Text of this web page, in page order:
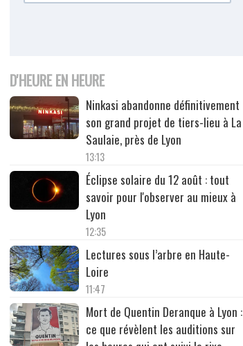
D'HEURE EN HEURE
Ninkasi abandonne définitivement
son grand projet de tiers-lieu à La
Saulaie, près de Lyon
13:13
Éclipse solaire du 12 août : tout
savoir pour l'observer au mieux à
Lyon
12:35
Lectures sous l’arbre en Haute-
Loire
11:47
Mort de Quentin Deranque à Lyon :
ce que révèlent les auditions sur